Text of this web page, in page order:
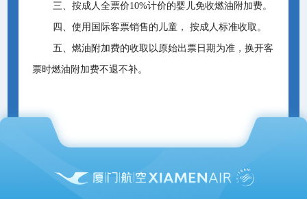
三、按成人全票价10%计价的婴儿免收燃油附加费。
四、使用国际客票销售的儿童， 按成人标准收取。
五、燃油附加费的收取以原始出票日期为准，换开客
票时燃油附加费不退不补。